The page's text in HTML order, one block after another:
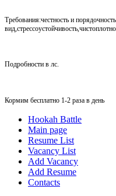
Требования:честность и
Подробности в лс.
Кормим бесплатно 1-2 раза в день
Hookah Battle
Main page
Resume List
Vacancy List
Add Vacancy
Add Resume
Contacts